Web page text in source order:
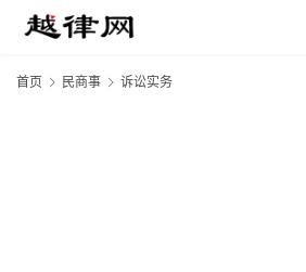
首页 民商事 诉讼实务